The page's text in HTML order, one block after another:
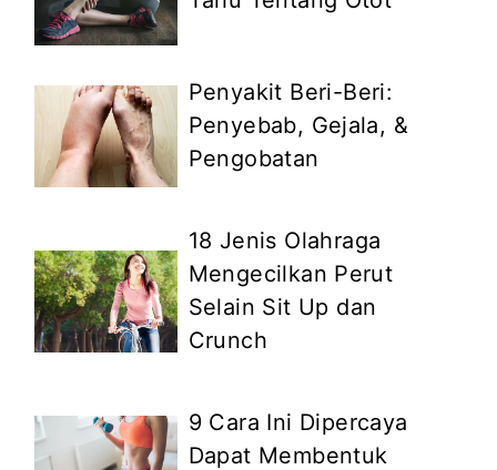
Penyakit Beri-Beri:
Penyebab, Gejala, &
Pengobatan
18 Jenis Olahraga
Mengecilkan Perut
Selain Sit Up dan
Crunch
9 Cara Ini Dipercaya
Dapat Membentuk